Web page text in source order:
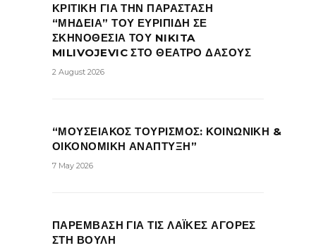
ΚΡΙΤΙΚΗ ΓΙΑ ΤΗΝ ΠΑΡΑΣΤΑΣΗ
“ΜΗΔΕΙΑ” ΤΟΥ ΕΥΡΙΠΙΔΗ ΣΕ
ΣΚΗΝΟΘΕΣΙΑ ΤΟΥ NIKITA
MILIVOJEVIC ΣΤΟ ΘΕΑΤΡΟ ΔΑΣΟΥΣ
2 August 2026
“ΜΟΥΣΕΙΑΚΟΣ ΤΟΥΡΙΣΜΟΣ: ΚΟΙΝΩΝΙΚΗ &
ΟΙΚΟΝΟΜΙΚΗ ΑΝΑΠΤΥΞΗ”
7 May 2026
ΠΑΡΕΜΒΑΣΗ ΓΙΑ ΤΙΣ ΛΑΪΚΕΣ ΑΓΟΡΕΣ
ΣΤΗ ΒΟΥΛΗ